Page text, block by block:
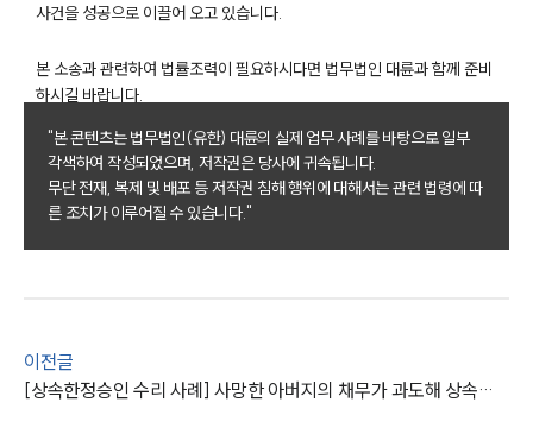
주요 업무사례
사례분석/최신동향
법률정보
법률지식인
고객후기
사건을 성공으로 이끌어 오고 있습니다.
본 소송과 관련하여 법률조력이 필요하시다면 법무법인 대륜과 함께 준비
하시길 바랍니다.
"본 콘텐츠는 법무법인(유한) 대륜의 실제 업무 사례를 바탕으로 일부
각색하여 작성되었으며, 저작권은 당사에 귀속됩니다.
무단 전재, 복제 및 배포 등 저작권 침해 행위에 대해서는 관련 법령에 따
른 조치가 이루어질 수 있습니다."
이전글
[상속한정승인 수리 사례] 사망한 아버지의 채무가 과도해 상속한정승인 심판을 청구